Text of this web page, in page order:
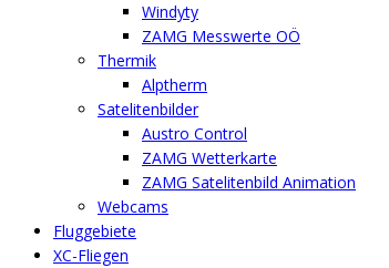
Windyty
ZAMG Messwerte OÖ
Thermik
Alptherm
Satelitenbilder
Austro Control
ZAMG Wetterkarte
ZAMG Satelitenbild Animation
Webcams
Fluggebiete
XC-Fliegen